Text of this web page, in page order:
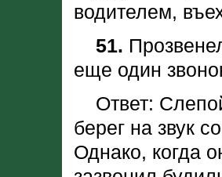
водителем,
51.
еще один
Ответ:
берег на звук
Однако, когда